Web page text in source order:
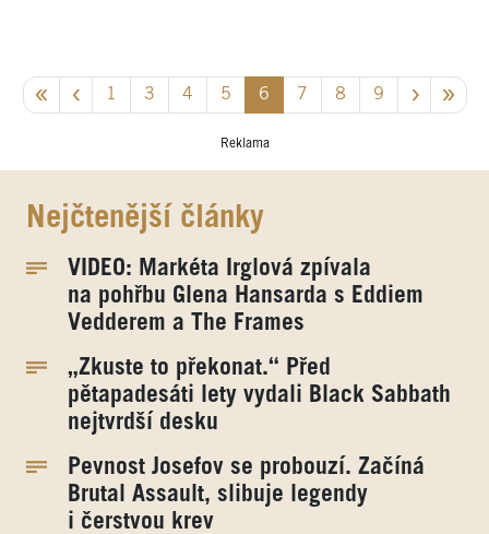
1 3 4 5 6 7 8 9
Reklama
Nejčtenější články
VIDEO: Markéta Irglová zpívala
na pohřbu Glena Hansarda s Eddiem
Vedderem a The Frames
„Zkuste to překonat.“ Před
pětapadesáti lety vydali Black Sabbath
nejtvrdší desku
Pevnost Josefov se probouzí. Začíná
Brutal Assault, slibuje legendy
i čerstvou krev